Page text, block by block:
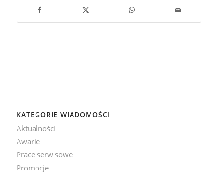
KATEGORIE WIADOMOŚCI
Aktualności
Awarie
Prace serwisowe
Promocje